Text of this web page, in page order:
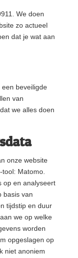
We doen
zo actueel
dat je wat aan
beveiligde
van
we alles doen
onze website
Matomo.
op en analyseert
basis van
tijdstip en duur
we op welke
worden
opgeslagen op
niet anoniem